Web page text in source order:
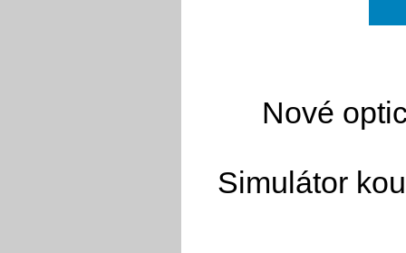
Nové
Simulátor